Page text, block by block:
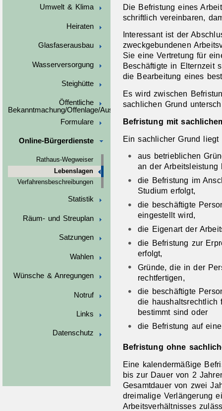
Umwelt & Klima
Heiraten
Glasfaserausbau
Wasserversorgung
Steighütte
Öffentliche
Bekanntmachung/Offenlage/Ausschreibungen
Formulare
Online-Bürgerdienste
Rathaus-Wegweiser
Lebenslagen
Verfahrensbeschreibungen
Statistik
Räum- und Streuplan
Satzungen
Wahlen
Wünsche & Anregungen
Notruf
Links
Datenschutz
Die Befristung eines
schriftlich vereinbaren,
Interessant ist der
zweckgebundenen
Sie eine Vertretung für
Beschäftigte in Elternzeit
die Bearbeitung eines
Es wird zwischen
sachlichen Grund
Befristung mit
Ein sachlicher Grund
aus betrieblichen
an der Arbeitsleistung
die Befristung im
Studium erfolgt,
die beschäftigte
eingestellt wird,
die Eigenart der
die Befristung zur
erfolgt,
Gründe, die in der
rechtfertigen,
die beschäftigte
die haushaltsrechtlich
bestimmt sind oder
die Befristung auf
Befristung ohne
Eine kalendermäßige
bis zur Dauer von 2
Gesamtdauer von zwei
dreimalige Verlängerung
Arbeitsverhältnisses